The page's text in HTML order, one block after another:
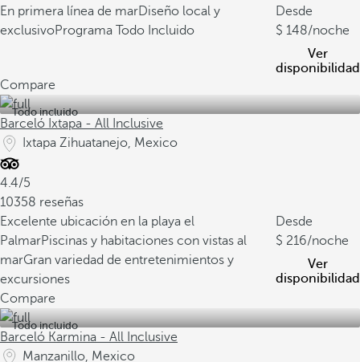
En primera línea de marDiseño local y
exclusivoPrograma Todo Incluido
Desde
148/noche
Ver
disponibilidad
Compare
Todo incluido
Barceló Ixtapa - All Inclusive
Ixtapa Zihuatanejo, Mexico
4.4/5
10358 reseñas
Excelente ubicación en la playa el
PalmarPiscinas y habitaciones con vistas al
marGran variedad de entretenimientos y
excursiones
Desde
216/noche
Ver
disponibilidad
Compare
Todo incluido
Barceló Karmina - All Inclusive
Manzanillo, Mexico